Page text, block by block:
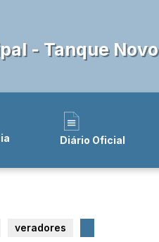
- Tanque Novo
Diário Oficial
veradores